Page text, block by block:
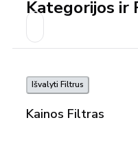
Kategorijos ir
Išvalyti Filtrus
Kainos Filtras